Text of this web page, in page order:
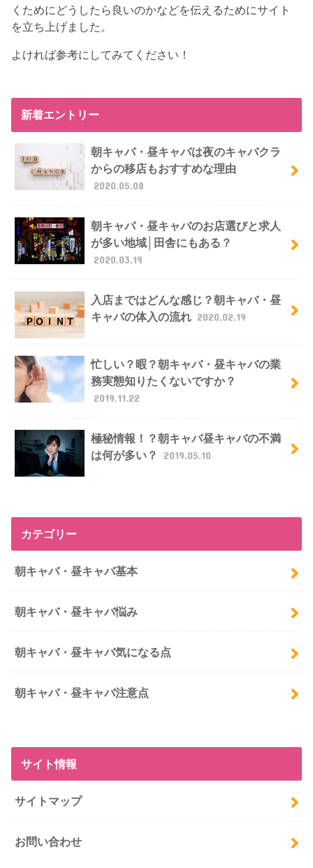
くためにどうしたら良いのかなどを伝えるためにサイト
を立ち上げました。
よければ参考にしてみてください！
新着エントリー
朝キャバ・昼キャバは夜のキャバクラ
からの移店もおすすめな理由
2020.05.08
朝キャバ・昼キャバのお店選びと求人
が多い地域│田舎にもある？
2020.03.19
入店まではどんな感じ？朝キャバ・昼
キャバの体入の流れ 2020.02.19
忙しい？暇？朝キャバ・昼キャバの業
務実態知りたくないですか？
2019.11.22
極秘情報！？朝キャバ昼キャバの不満
は何が多い？
2019.05.10
カテゴリー
朝キャバ・昼キャバ基本
朝キャバ・昼キャバ悩み
朝キャバ・昼キャバ気になる点
朝キャバ・昼キャバ注意点
サイト情報
サイトマップ
お問い合わせ